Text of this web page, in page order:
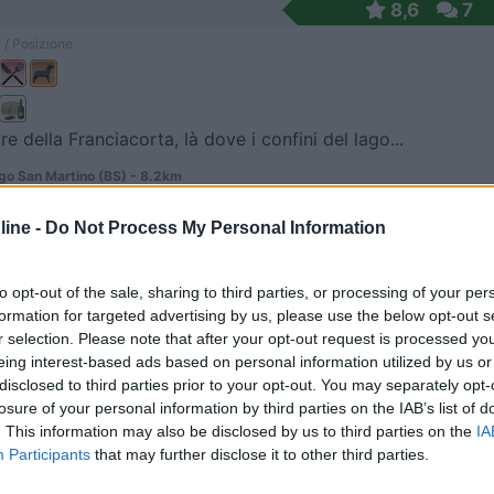
- Do Not Process My Personal Information
opt-out of the sale, sharing to third parties, or processing of your
for targeted advertising by us, please use the below opt-out
selection. Please note that after your opt-out request is processed
interest-based ads based on personal information utilized by us
to third parties prior to your opt-out. You may separately
of your personal information by third parties on the IAB’s list of
This information may also be disclosed by us to third parties on the
Participants that may further disclose it to other third parties.
8,6 7
della Franciacorta, là dove i confini del lago...
San Martino (BS) - 8.2km
agricola biologica di piccoli frutti, castagne e ...
(BS) - 12.9km
D'Azeglio, 52